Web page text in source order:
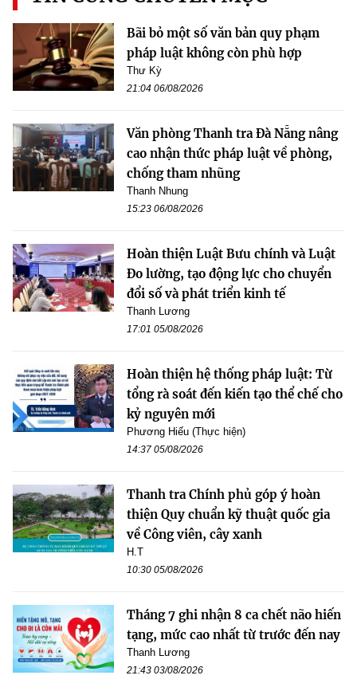
Bãi bỏ một số văn bản quy phạm
pháp luật không còn phù hợp
Thư Kỳ
21:04 06/08/2026
Văn phòng Thanh tra Đà Nẵng nâng
cao nhận thức pháp luật về phòng,
chống tham nhũng
Thanh Nhung
15:23 06/08/2026
Hoàn thiện Luật Bưu chính và Luật
Đo lường, tạo động lực cho chuyển
đổi số và phát triển kinh tế
Thanh Lương
17:01 05/08/2026
Hoàn thiện hệ thống pháp luật: Từ
tổng rà soát đến kiến tạo thể chế cho
kỷ nguyên mới
Phương Hiếu (Thực hiện)
14:37 05/08/2026
Thanh tra Chính phủ góp ý hoàn
thiện Quy chuẩn kỹ thuật quốc gia
về Công viên, cây xanh
H.T
10:30 05/08/2026
Tháng 7 ghi nhận 8 ca chết não hiến
tạng, mức cao nhất từ trước đến nay
Thanh Lương
21:43 03/08/2026